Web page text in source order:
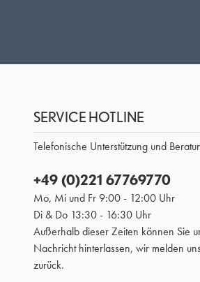
SERVICE HOTLINE
Telefonische Unterstützung und
+49 (0)221 67769770
Mo, Mi und Fr 9:00 - 12:00 Uhr
Di & Do 13:30 - 16:30 Uhr
Außerhalb dieser Zeiten können Sie
Nachricht hinterlassen, wir melden
zurück.